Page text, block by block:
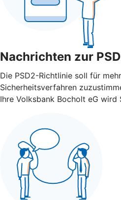
Nachrichten zur
Die PSD2-Richtlinie soll für
Sicherheitsverfahren
Ihre Volksbank Bocholt eG